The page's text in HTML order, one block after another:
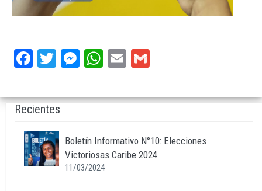
Facebook
TwitterMessenger
WhatsApp
Email
Recientes
Boletín Informativo N°10: Elecciones
Victoriosas Caribe 2024
11/03/2024